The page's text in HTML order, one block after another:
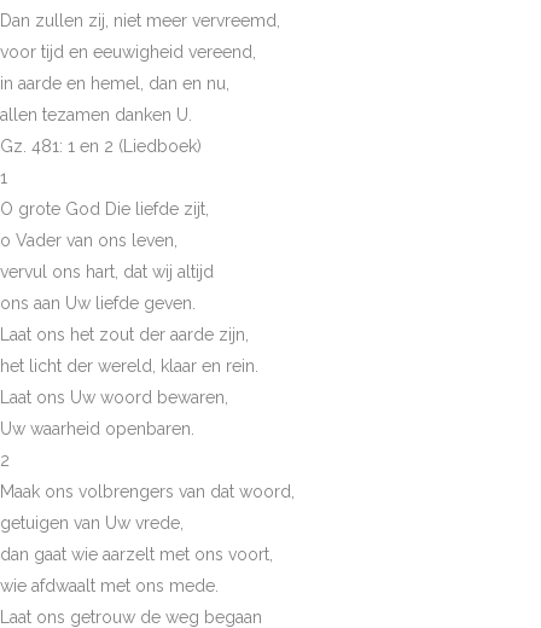
Dan zullen zij, niet meer vervreemd,
voor tijd en eeuwigheid vereend,
in aarde en hemel, dan en nu,
allen tezamen danken U.
Gz. 481: 1 en 2 (Liedboek)
1
O grote God Die liefde zijt,
o Vader van ons leven,
vervul ons hart, dat wij altijd
ons aan Uw liefde geven.
Laat ons het zout der aarde zijn,
het licht der wereld, klaar en rein.
Laat ons Uw woord bewaren,
Uw waarheid openbaren.
2
Maak ons volbrengers van dat woord,
getuigen van Uw vrede,
dan gaat wie aarzelt met ons voort,
wie afdwaalt met ons mede.
Laat ons getrouw de weg begaan